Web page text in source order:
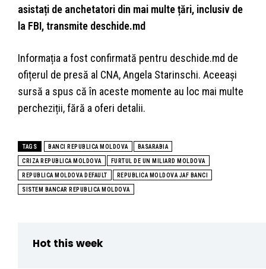
asistați de anchetatori din mai multe țări, inclusiv de
la FBI, transmite deschide.md
Informația a fost confirmată pentru deschide.md de
ofițerul de presă al CNA, Angela Starinschi. Aceeași
sursă a spus că în aceste momente au loc mai multe
percheziții, fără a oferi detalii.
TAGS BANCI REPUBLICA MOLDOVA BASARABIA
CRIZA REPUBLICA MOLDOVA FURTUL DE UN MILIARD MOLDOVA
REPUBLICA MOLDOVA DEFAULT REPUBLICA MOLDOVA JAF BANCI
SISTEM BANCAR REPUBLICA MOLDOVA
Hot this week